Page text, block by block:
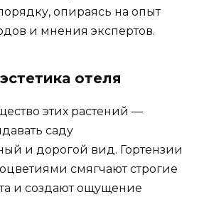
опираясь на опыт
и мнения экспертов.
отеля
этих растений —
саду
и дорогой вид. Гортензии
смягчают строгие
и создают ощущение